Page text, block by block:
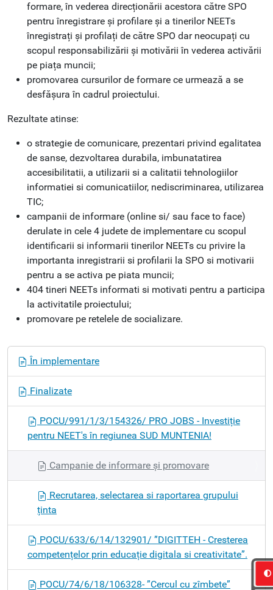
formare, în vederea direcționării acestora către SPO
pentru înregistrare și profilare și a tinerilor NEETs
înregistrați și profilați de către SPO dar neocupați cu
scopul responsabilizării și motivării în vederea activării
pe piața muncii;
promovarea cursurilor de formare ce urmează a se
desfășura în cadrul proiectului.
Rezultate atinse:
o strategie de comunicare, prezentari privind egalitatea
de sanse, dezvoltarea durabila, imbunatatirea
accesibilitatii, a utilizarii si a calitatii tehnologiilor
informatiei si comunicatiilor, nediscriminarea, utilizarea
TIC;
campanii de informare (online si/ sau face to face)
derulate in cele 4 judete de implementare cu scopul
identificarii si informarii tinerilor NEETs cu privire la
importanta inregistrarii si profilarii la SPO si motivarii
pentru a se activa pe piata muncii;
404 tineri NEETs informati si motivati pentru a participa
la activitatile proiectului;
promovare pe retelele de socializare.
n
În implementare
Finalizate
POCU/991/1/3/154326/ PRO JOBS - Investiție
pentru NEET's în regiunea SUD MUNTENIA!
Campanie de informare și promovare
Recrutarea, selectarea si raportarea grupului
ținta
POCU/633/6/14/132901/ ”DIGITTEH - Cresterea
competențelor prin educație digitala si creativitate”.
POCU/74/6/18/106328- ”Cercul cu zîmbete”